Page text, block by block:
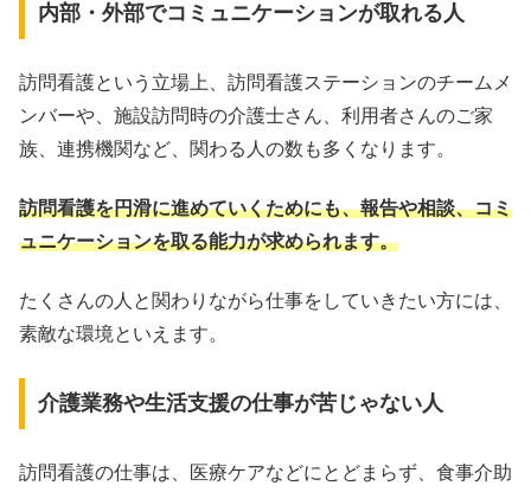
内部・外部でコミュニケーションが取れる人
訪問看護という立場上、訪問看護ステーションのチームメ
ンバーや、施設訪問時の介護士さん、利用者さんのご家
族、連携機関など、関わる人の数も多くなります。
訪問看護を円滑に進めていくためにも、報告や相談、コミ
ュニケーションを取る能力が求められます。
たくさんの人と関わりながら仕事をしていきたい方には、
素敵な環境といえます。
介護業務や生活支援の仕事が苦じゃない人
訪問看護の仕事は、医療ケアなどにとどまらず、食事介助